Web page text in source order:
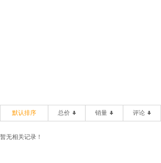
默认排序 总价 销量 评论
暂无相关记录！